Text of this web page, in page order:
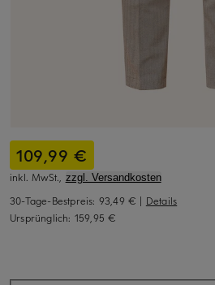
109,99 €
inkl. MwSt., zzgl. Versandkosten
30-Tage-Bestpreis: 93,49 € | Details
Ursprünglich: 159,95 €